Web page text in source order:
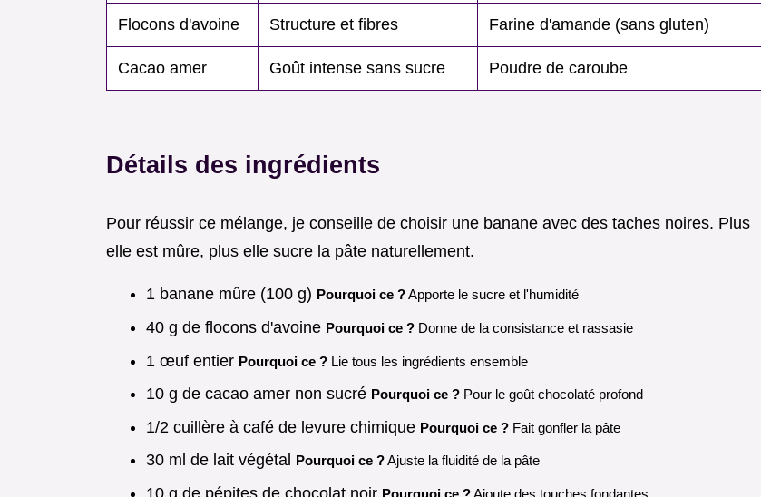
Flocons d'avoine Structure et fibres Farine d'amande (sans gluten)
Cacao amer Goût intense sans sucre Poudre de caroube
Détails des ingrédients
Pour réussir ce mélange, je conseille de choisir une banane avec des taches noires. Plus
elle est mûre, plus elle sucre la pâte naturellement.
1 banane mûre (100 g) Pourquoi ce ?Apporte le sucre et l'humidité
40 g de flocons d'avoine Pourquoi ce ? Donne de la consistance et rassasie
1 œuf entier Pourquoi ce ? Lie tous les ingrédients ensemble
10 g de cacao amer non sucré Pourquoi ce ? Pour le goût chocolaté profond
1/2 cuillère à café de levure chimique Pourquoi ce ? Fait gonfler la pâte
30 ml de lait végétal Pourquoi ce ?Ajuste la fluidité de la pâte
10 g de pépites de chocolat noir Pourquoi ce ? Ajoute des touches fondantes